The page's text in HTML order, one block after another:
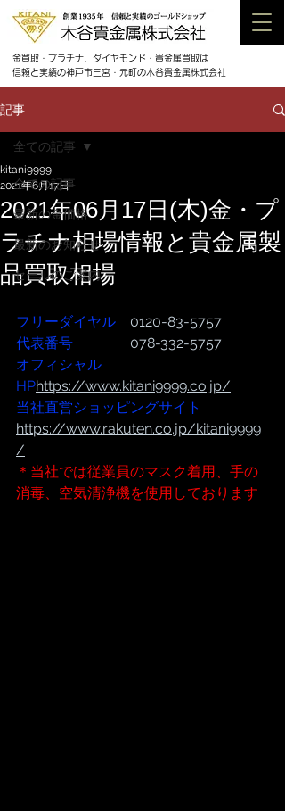
金買取・プラチナ、ダイヤモンド・貴金属買取は
信頼と実績の神戸市三宮・元町の木谷貴金属株式会社
記事
全ての記事
最新の金価格
最新のお知らせ
セールのご案内
全ての記事
2021年06月17日(木)金・プ
ラチナ相場情報と貴金属製
品買取相場
kitani9999
2021年6月17日
フリーダイヤル 0120-83-5757
代表番号
              078-332-5757
オフィシャル
HPhttps://www.kitani9999.co.jp/
当社直営ショッピングサイト
https://www.rakuten.co.jp/kitani9999
/
＊当社では従業員のマスク着用、手の
消毒、空気清浄機を使用しております